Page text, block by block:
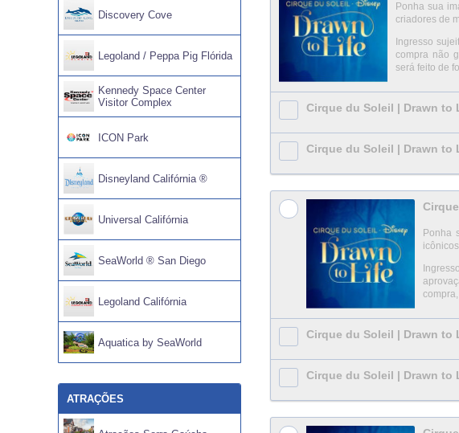
Discovery Cove
Legoland / Peppa Pig Flórida
Kennedy Space Center
Visitor Complex
ICON Park
Disneyland Califórnia ®
Universal Califórnia
SeaWorld ® San Diego
Legoland Califórnia
Aquatica by SeaWorld
ATRAÇÕES
Ponha sua
criadores de
Ingresso
compra não
será feito de
Cirque du Soleil | Drawn to
Cirque du Soleil | Drawn to
Ponha
Cirque du Soleil | Drawn to
Cirque du Soleil | Drawn to